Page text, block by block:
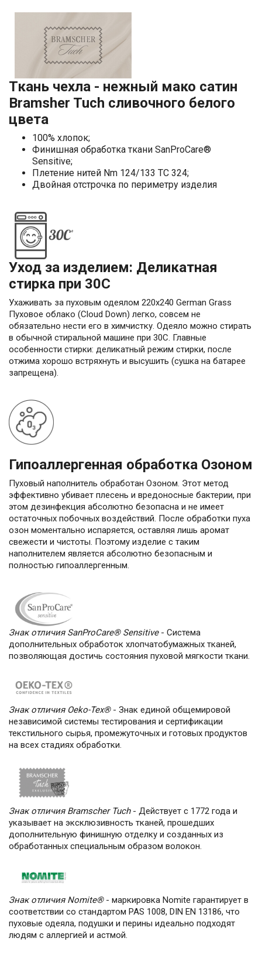
Ткань чехла - нежный мако сатин
Bramsher Tuch сливочного белого
цвета
100% хлопок;
Финишная обработка ткани SanProCare®
Sensitive;
Плетение нитей Nm 124/133 TC 324;
Двойная отстрочка по периметру изделия
Уход за изделием: Деликатная
стирка при 30С
Ухаживать за пуховым одеялом 220х240 German Grass
Пуховое облако (Cloud Down) легко, совсем не
обязательно нести его в химчистку. Одеяло можно стирать
в обычной стиральной машине при 30С. Главные
особенности стирки: деликатный режим стирки, после
отжима хорошо встряхнуть и высушить (сушка на батарее
запрещена).
Гипоаллергенная обработка Озоном
Пуховый наполнитель обработан Озоном. Этот метод
эффективно убивает плесень и вредоносные бактерии, при
этом дезинфекция абсолютно безопасна и не имеет
остаточных побочных воздействий. После обработки пуха
озон моментально испаряется, оставляя лишь аромат
свежести и чистоты. Поэтому изделие с таким
наполнителем является абсолютно безопасным и
полностью гипоаллергенным.
Знак отличия SanProCare® Sensitive - Cистема
дополнительных обработок хлопчатобумажных тканей,
позволяющая достичь состояния пуховой мягкости ткани.
Знак отличия Oeko-Tex® - Знак единой общемировой
независимой системы тестирования и сертификации
текстильного сырья, промежуточных и готовых продуктов
на всех стадиях обработки.
Знак отличия Bramscher Tuch- Действует с 1772 года и
указывает на эксклюзивность тканей, прошедших
дополнительную финишную отделку и созданных из
обработанных специальным образом волокон.
Знак отличия Nomite® - маркировка Nomite гарантирует в
соответствии со стандартом PAS 1008, DIN EN 13186, что
пуховые одеяла, подушки и перины идеально подходят
людям с аллергией и астмой.